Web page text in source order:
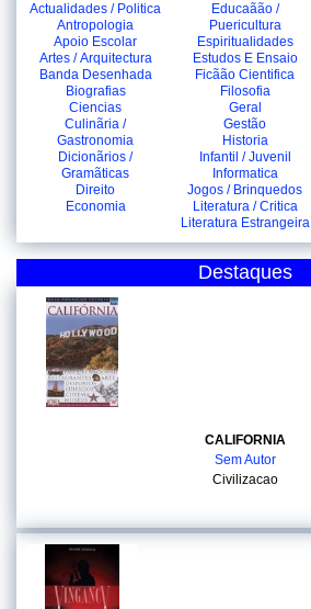
Actualidades / Politica
Antropologia
Apoio Escolar
Artes / Arquitectura
Banda Desenhada
Biografias
Ciencias
Culinãria /
Gastronomia
Dicionãrios /
Gramãticas
Direito
Economia
Educaãão /
Puericultura
Espiritualidades
Estudos E Ensaio
Ficãão Cientifica
Filosofia
Geral
Gestão
Historia
Infantil / Juvenil
Informatica
Jogos / Brinquedos
Literatura / Critica
Literatura Estrangeira
Destaques
CALIFORNIA
Sem Autor
Civilizacao